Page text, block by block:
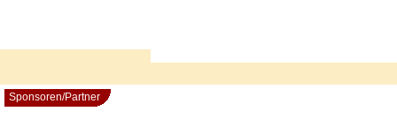
Sponsoren/Partner